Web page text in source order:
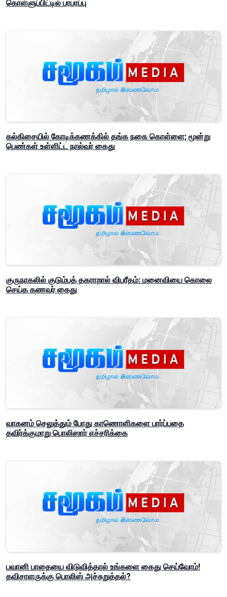
கொள்ளுப்பிட்டில் பரபரப்பு
கல்கிசையில் கோடிக்கணக்கில் தங்க நகை கொள்ளை; மூன்று
பெண்கள் உள்ளிட்ட நால்வர் கைது
குருநாகலில் குடும்பத் தகராறால் விபரீதம்: மனைவியை கொலை
செய்த கணவர் கைது
வாகனம் செலுத்தும் போது காணொளிகளை பார்ப்பதை
தவிர்க்குமாறு பொலிஸார் எச்சரிக்கை
பவானி பாதையை விடுவித்தால் உங்களை கைது செய்வோம்!
தவிசாளருக்கு பொலிஸ் அச்சுறுத்தல்?